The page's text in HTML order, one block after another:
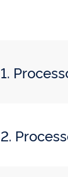
1.
2.